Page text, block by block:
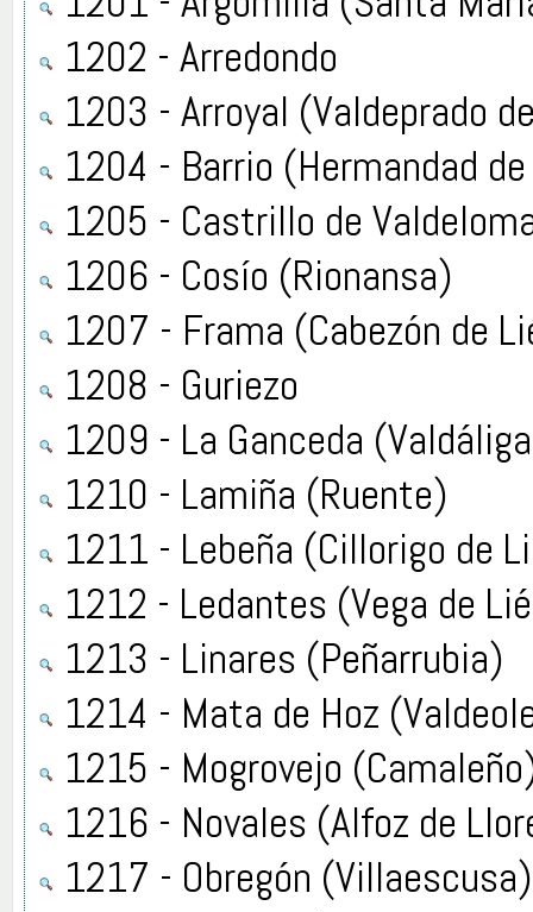
1202 - Arredondo
1203 - Arroyal (Valdeprado
1204 - Barrio (Hermandad
1205 - Castrillo de
1206 - Cosío (Rionansa)
1207 - Frama (Cabezón de
1208 - Guriezo
1209 - La Ganceda
1210 - Lamiña (Ruente)
1211 - Lebeña (Cillorigo de
1212 - Ledantes (Vega de
1213 - Linares (Peñarrubia)
1214 - Mata de Hoz
1215 - Mogrovejo
1216 - Novales (Alfoz de
1217 - Obregón